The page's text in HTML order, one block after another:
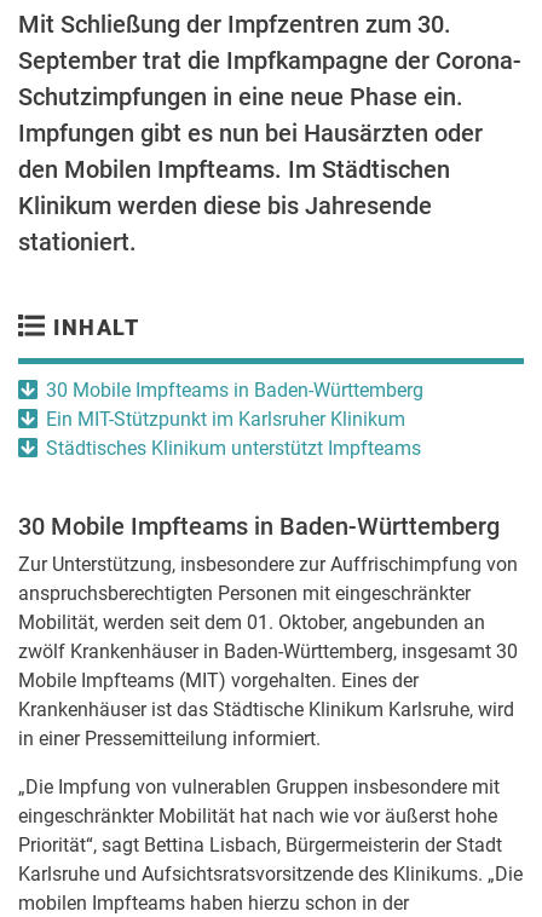
Mit Schließung der Impfzentren zum 30.
September trat die Impfkampagne der Corona-
Schutzimpfungen in eine neue Phase ein.
Impfungen gibt es nun bei Hausärzten oder
den Mobilen Impfteams. Im Städtischen
Klinikum werden diese bis Jahresende
stationiert.
INHALT
30 Mobile Impfteams in Baden-Württemberg
Ein MIT-Stützpunkt im Karlsruher Klinikum
Städtisches Klinikum unterstützt Impfteams
30 Mobile Impfteams in Baden-Württemberg
Zur Unterstützung, insbesondere zur Auffrischimpfung von
anspruchsberechtigten Personen mit eingeschränkter
Mobilität, werden seit dem 01. Oktober, angebunden an
zwölf Krankenhäuser in Baden-Württemberg, insgesamt 30
Mobile Impfteams (MIT) vorgehalten. Eines der
Krankenhäuser ist das Städtische Klinikum Karlsruhe, wird
in einer Pressemitteilung informiert.
„Die Impfung von vulnerablen Gruppen insbesondere mit
eingeschränkter Mobilität hat nach wie vor äußerst hohe
Priorität“, sagt Bettina Lisbach, Bürgermeisterin der Stadt
Karlsruhe und Aufsichtsratsvorsitzende des Klinikums. „Die
mobilen Impfteams haben hierzu schon in der